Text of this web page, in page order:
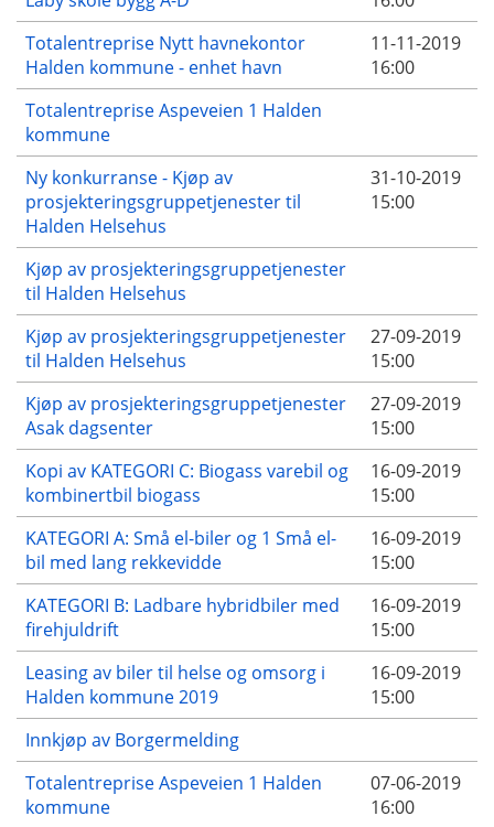
Totalentreprise Nytt havnekontor
Halden kommune - enhet havn
11-11-2019
16:00
Totalentreprise Aspeveien 1 Halden
kommune
Ny konkurranse - Kjøp av
prosjekteringsgruppetjenester til
Halden Helsehus
31-10-2019
15:00
Kjøp av prosjekteringsgruppetjenester
til Halden Helsehus
Kjøp av prosjekteringsgruppetjenester
til Halden Helsehus
27-09-2019
15:00
Kjøp av prosjekteringsgruppetjenester
Asak dagsenter
27-09-2019
15:00
Kopi av KATEGORI C: Biogass varebil og
kombinertbil biogass
16-09-2019
15:00
KATEGORI A: Små el-biler og 1 Små el-
bil med lang rekkevidde
16-09-2019
15:00
KATEGORI B: Ladbare hybridbiler med
firehjuldrift
16-09-2019
15:00
Leasing av biler til helse og omsorg i
Halden kommune 2019
16-09-2019
15:00
Innkjøp av Borgermelding
Totalentreprise Aspeveien 1 Halden
kommune
07-06-2019
16:00